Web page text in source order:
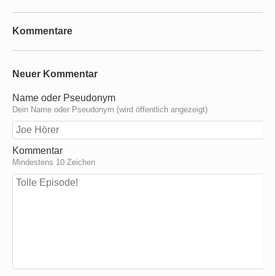
Kommentare
Neuer Kommentar
Name oder Pseudonym
Dein Name oder Pseudonym (wird öffentlich angezeigt)
Kommentar
Mindestens 10 Zeichen